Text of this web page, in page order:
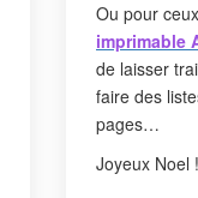
Ou pour
imprimable
de laisser
faire des
pages…
Joyeux Noel !